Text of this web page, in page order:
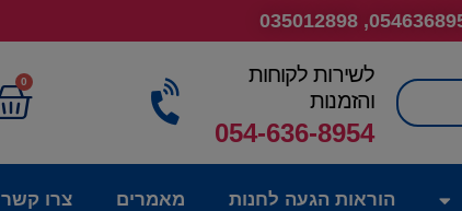
חיפוש
לשירות לקוחות
והזמנות
054-636-8954
0
הוראות הגעה לחנות מאמרים צרו קשר